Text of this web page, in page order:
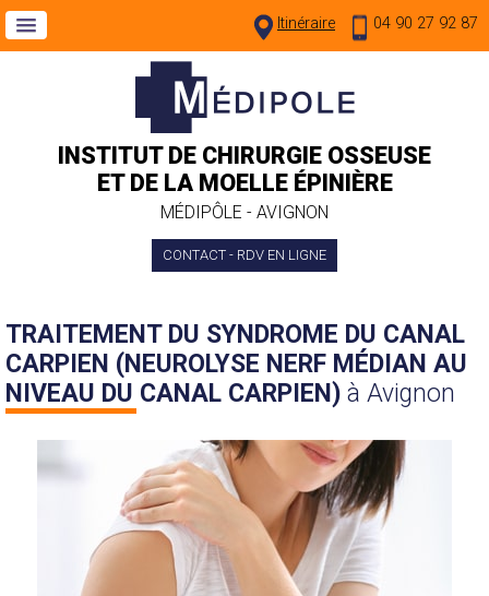
04 90 27 92 87
Itinéraire
INSTITUT DE CHIRURGIE OSSEUSE
ET DE LA MOELLE ÉPINIÈRE
MÉDIPÔLE - AVIGNON
CONTACT - RDV EN LIGNE
TRAITEMENT DU SYNDROME DU CANAL
CARPIEN (NEUROLYSE NERF MÉDIAN AU
NIVEAU DU CANAL CARPIEN) à Avignon